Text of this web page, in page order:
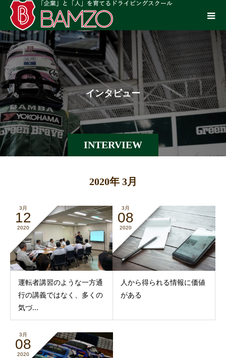
INTERVIEW
インタビュー
2020年 3月
3月
12
2020
運転者講習のような一方通
行の講義ではなく、多くの
気づ...
3月
08
2020
人から得られる情報に価値
がある
3月
08
2020